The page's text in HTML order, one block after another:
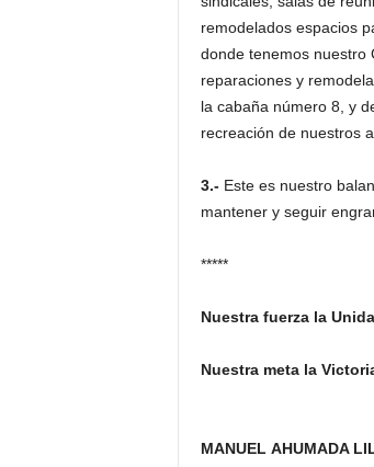
remodelados espacios
donde tenemos nuestro
reparaciones y
la cabaña número 8, y
recreación de nuestros
3.-Este es nuestro
mantener y seguir
*****
Nuestra fuerza la
Nuestra meta la
MANUEL AHUMADA